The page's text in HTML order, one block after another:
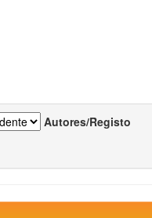
Autores/Registo